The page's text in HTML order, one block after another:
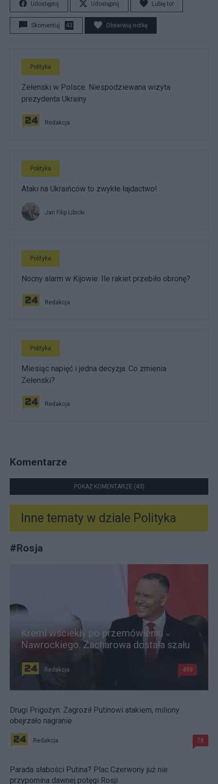
Udostępnij Udostępnij Lubię to!
Skomentuj 43 Obserwuj notkę
Polityka
Zełenski w Polsce. Niespodziewana wizyta
prezydenta Ukrainy
Redakcja
Polityka
Ataki na Ukraińców to zwykłe łajdactwo!
Jan Filip Libicki
Polityka
Nocny alarm w Kijowie. Ile rakiet przebiło obronę?
Redakcja
Polityka
Miesiąc napięć i jedna decyzja. Co zmienia
Zełenski?
Redakcja
Komentarze
POKAŻ KOMENTARZE (43)
Inne tematy w dziale Polityka
#Rosja
Kreml wściekły po przemówieniu
Nawrockiego. Zacharowa dostała szału
Redakcja 499
Drugi Prigożyn. Zagroził Putinowi atakiem, miliony
obejrzało nagranie
Redakcja 78
Parada słabości Putina? Plac Czerwony już nie
przypomina dawnej potęgi Rosji